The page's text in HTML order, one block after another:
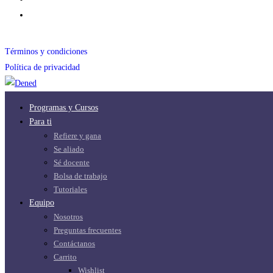
Términos y condiciones
Política de privacidad
Programas y Cursos
Para ti
Refiere y gana
Se aliado
Sé docente
Bolsa de trabajo
Tutoriales
Equipo
Nosotros
Preguntas frecuentes
Contáctanos
Carrito
Wishlist